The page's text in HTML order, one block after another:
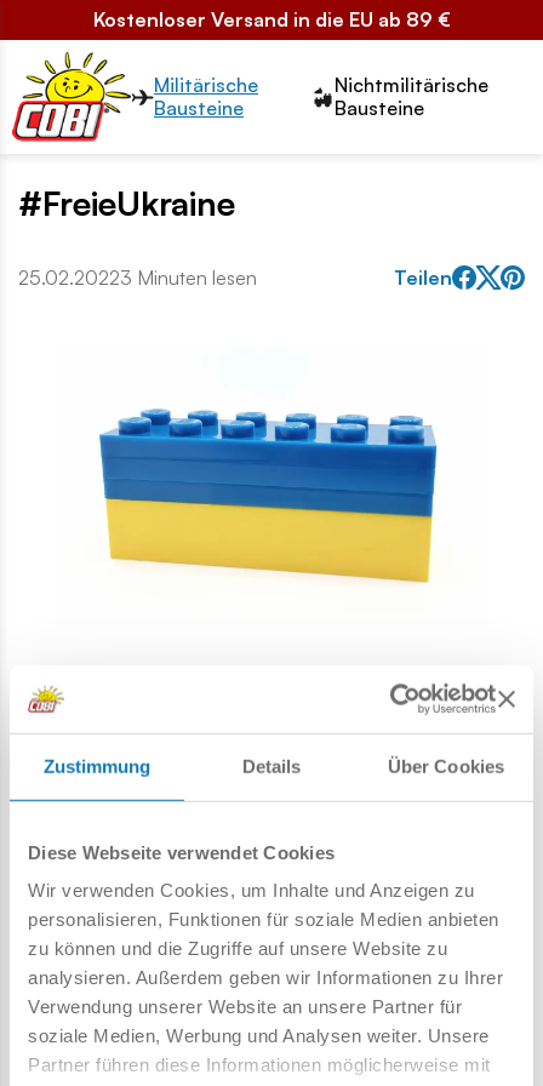
Zustimmung Details Über Cookies
Diese Webseite verwendet Cookies
Wir verwenden Cookies, um Inhalte und Anzeigen zu
personalisieren, Funktionen für soziale Medien anbieten
zu können und die Zugriffe auf unsere Website zu
analysieren. Außerdem geben wir Informationen zu Ihrer
Verwendung unserer Website an unsere Partner für
soziale Medien, Werbung und Analysen weiter. Unsere
Partner führen diese Informationen möglicherweise mit
Kostenloser Versand in die EU ab 89 €
Przełącznik segmentów2
Militärische
Bausteine
Nichtmilitärische
Bausteine
#FreieUkraine
25.02.20223 Minuten lesen Teilen
Wir können dieser sinnlosen und anhaltenden Invasion in
der Ukraine nicht gleichgültig gegenüberstehen. Wieder
einmal "lehrt die Geschichte, dass die Menschheit nichts
aus ihr gelernt hat".
Deshalb blockieren wir jegliche
Zusammenarbeit mit Russland und Weißrussland.Wir
sicherzustellen, dass unsere Handlungsweise der gesamten
zivilisierten Welt zumindest ein wenig helfen wird. Lassen
Sie uns diesen grausamen und ungerechten Krieg, dessen
größte Opfer wie immer unschuldige Zivilisten und Kinder
sind, so schnell wie möglich beenden. Wir hoffen, dass die
Verantwortlichen dieser Barbarei schnell und streng bestraft
werden! Wir versichern Ihnen, dass unsere Unterstützung
für das mutige ukrainische Volk nicht nur auf warme Worte